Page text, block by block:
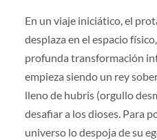
En un viaje iniciático, el
desplaza en el espacio
profunda transformación
empieza siendo un rey
lleno de hubris (orgullo
desafiar a los dioses. Para
universo lo despoja de su